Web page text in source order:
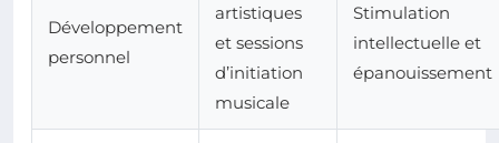
Développement
personnel
artistiques
et sessions
d’initiation
musicale
Stimulation
intellectuelle et
épanouissement